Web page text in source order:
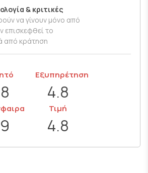
& κριτικές
να γίνουν μόνο από
επισκεφθεί το
από κράτηση
Εξυπηρέτηση
4.8
Τιμή
4.8